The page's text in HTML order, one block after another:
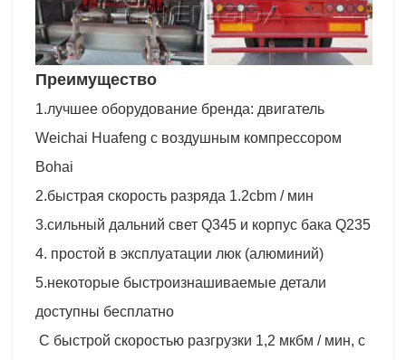
Преимущество
1.лучшее оборудование бренда: двигатель
Weichai Huafeng с воздушным компрессором
Bohai
2.быстрая скорость разряда 1.2cbm / мин
3.сильный дальний свет Q345 и корпус бака Q235
4. простой в эксплуатации люк (алюминий)
5.некоторые быстроизнашиваемые детали
доступны бесплатно
С быстрой скоростью разгрузки 1,2 мкбм / мин, с